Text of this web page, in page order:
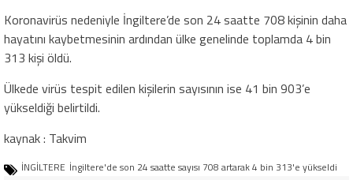
Koronavirüs nedeniyle İngiltere’de son 24 saatte 708 kişinin daha
hayatını kaybetmesinin ardından ülke genelinde toplamda 4 bin
313 kişi öldü.
Ülkede virüs tespit edilen kişilerin sayısının ise 41 bin 903’e
yükseldiği belirtildi.
kaynak : Takvim
İNGİLTERE İngiltere'de son 24 saatte sayısı 708 artarak 4 bin 313'e yükseldi